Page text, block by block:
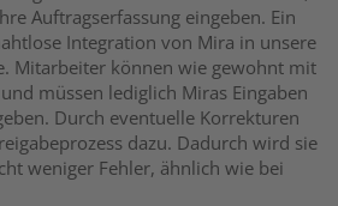
Auftragserfassung eingeben. Ein
Integration von Mira in unsere
Mitarbeiter können wie gewohnt mit
müssen lediglich Miras Eingaben
Durch eventuelle Korrekturen
dazu. Dadurch wird sie
weniger Fehler, ähnlich wie bei